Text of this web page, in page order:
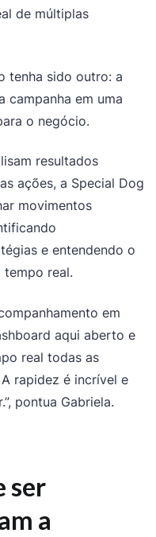
de múltiplas
tenha sido outro: a
campanha em uma
o negócio.
resultados
ações, a Special Dog
movimentos
e entendendo o
real.
em
aqui aberto e
real todas as
rapidez é incrível e
pontua Gabriela.
ser
a